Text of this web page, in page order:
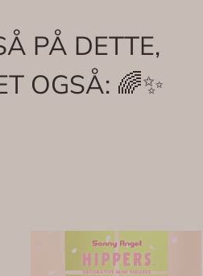
PÅ DETTE,
OGSÅ: 🌈✨